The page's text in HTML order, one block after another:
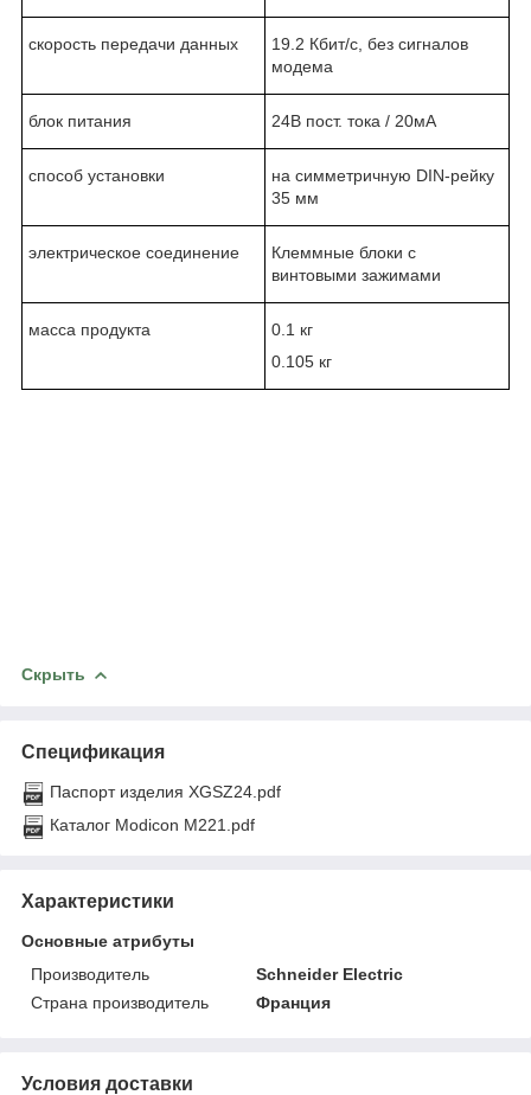
скорость передачи данных
19.2 Кбит/с, без сигналов
модема
блок питания 24В пост. тока / 20мА
способ установки
на симметричную DIN-рейку
35 мм
электрическое соединение
Клеммные блоки с
винтовыми зажимами
масса продукта
0.1 кг
0.105 кг
Скрыть
Спецификация
Паспорт изделия XGSZ24.pdf
Каталог Modicon M221.pdf
Характеристики
Основные атрибуты
Производитель
Schneider Electric
Страна производитель
Франция
Условия доставки